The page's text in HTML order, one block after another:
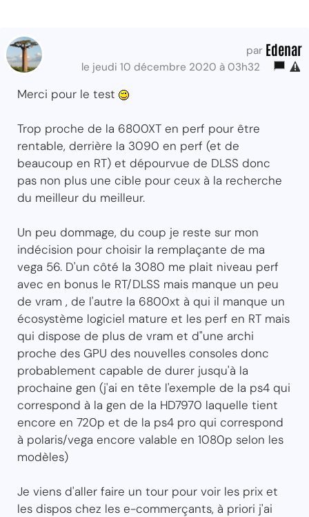
par Edenar
le jeudi 10 décembre 2020 à 03h32
Merci pour le test
Trop proche de la 6800XT en perf pour être
rentable, derrière la 3090 en perf (et de
beaucoup en RT) et dépourvue de DLSS donc
pas non plus une cible pour ceux à la recherche
du meilleur du meilleur.
Un peu dommage, du coup je reste sur mon
indécision pour choisir la remplaçante de ma
vega 56. D'un côté la 3080 me plait niveau perf
avec en bonus le RT/DLSS mais manque un peu
de vram , de l'autre la 6800xt à qui il manque un
écosystème logiciel mature et les perf en RT mais
qui dispose de plus de vram et d"une archi
proche des GPU des nouvelles consoles donc
probablement capable de durer jusqu'à la
prochaine gen (j'ai en tête l'exemple de la ps4 qui
correspond à la gen de la HD7970 laquelle tient
encore en 720p et de la ps4 pro qui correspond
à polaris/vega encore valable en 1080p selon les
modèles)
Je viens d'aller faire un tour pour voir les prix et
les dispos chez les e-commerçants, à priori j'ai